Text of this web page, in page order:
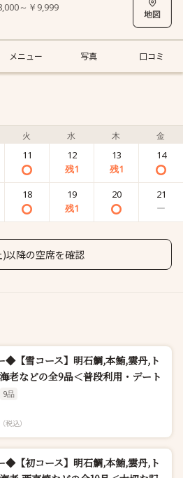
～￥9,999
メニュー 写真 口コミ
火 水 木 金
11 12 13 14
18 19 20 21
以降の空席を確認
◆【雪コース】明石鯛,本鮪,雲丹,ト
老などの全9品＜普段利用・デート
9品
（税込）
◆【初コース】明石鯛,本鮪,雲丹,ト